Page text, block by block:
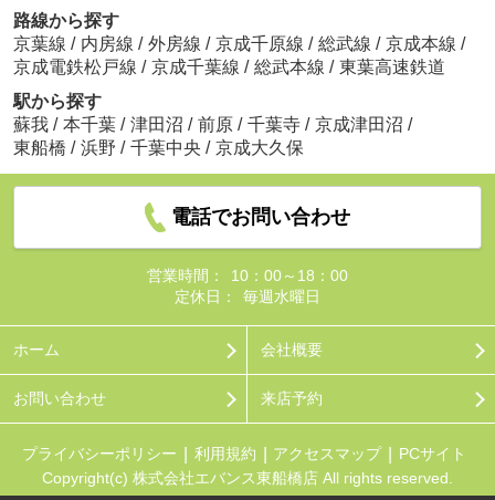
路線から探す
京葉線 / 内房線 / 外房線 / 京成千原線 / 総武線 / 京成本線 /
京成電鉄松戸線 / 京成千葉線 / 総武本線 / 東葉高速鉄道
駅から探す
蘇我 / 本千葉 / 津田沼 / 前原 / 千葉寺 / 京成津田沼 /
東船橋 / 浜野 / 千葉中央 / 京成大久保
電話でお問い合わせ
営業時間：
10：00～18：00
定休日：
毎週水曜日
ホーム 会社概要
お問い合わせ 来店予約
プライバシーポリシー 利用規約 アクセスマップ
PCサイト
Copyright(c) 株式会社エバンス東船橋店 All rights reserved.